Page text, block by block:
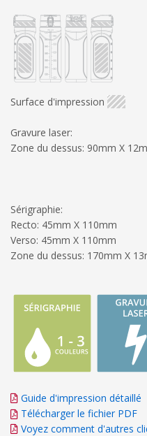
Surface d'impression
Gravure laser:
Zone du dessus: 90mm X
Sérigraphie:
Recto: 45mm X 110mm
Verso: 45mm X 110mm
Zone du dessus: 170mm X
Guide d'impression détaillé
Télécharger le fichier PDF
Voyez comment d'autres